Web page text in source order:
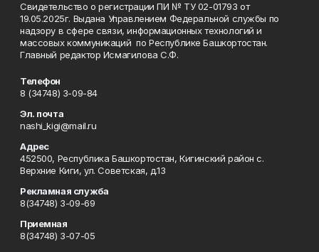
Свидетельство о регистрации ПИ № ТУ 02-01793 от
19.05.2025г. Выдана Управлением Федеральной службы по
надзору в сфере связи, информационных технологий и
массовых коммуникаций по Республике Башкортостан.
Главный редактор Исмагилова С.Ф.
Телефон
8 (34748) 3-09-84
Эл. почта
nashi_kigi@mail.ru
Адрес
452500, Республика Башкортостан, Кигинский район с.
Верхние Киги, ул. Советская, д.13
Рекламная служба
8(34748) 3-09-69
Приемная
8(34748) 3-07-05